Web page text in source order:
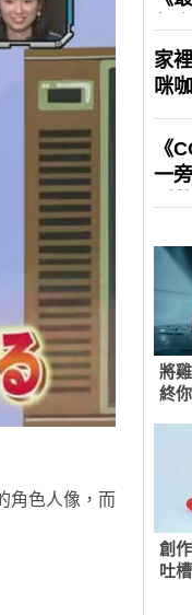
角色人像，而
將
終
創
吐